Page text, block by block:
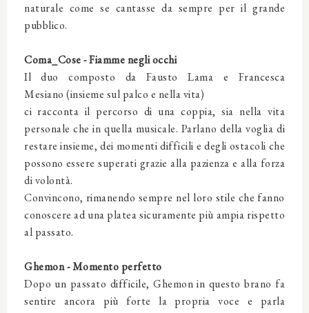
naturale come se cantasse da sempre per il grande
pubblico.
Coma_Cose - Fiamme negli occhi
Il duo composto da Fausto Lama e Francesca
Mesiano (insieme sul palco e nella vita)
ci racconta il percorso di una coppia, sia nella vita
personale che in quella musicale. Parlano della voglia di
restare insieme, dei momenti difficili e degli ostacoli che
possono essere superati grazie alla pazienza e alla forza
di volontà.
Convincono, rimanendo sempre nel loro stile che fanno
conoscere ad una platea sicuramente più ampia rispetto
al passato.
Ghemon - Momento perfetto
Dopo un passato difficile, Ghemon in questo brano fa
sentire ancora più forte la propria voce e parla